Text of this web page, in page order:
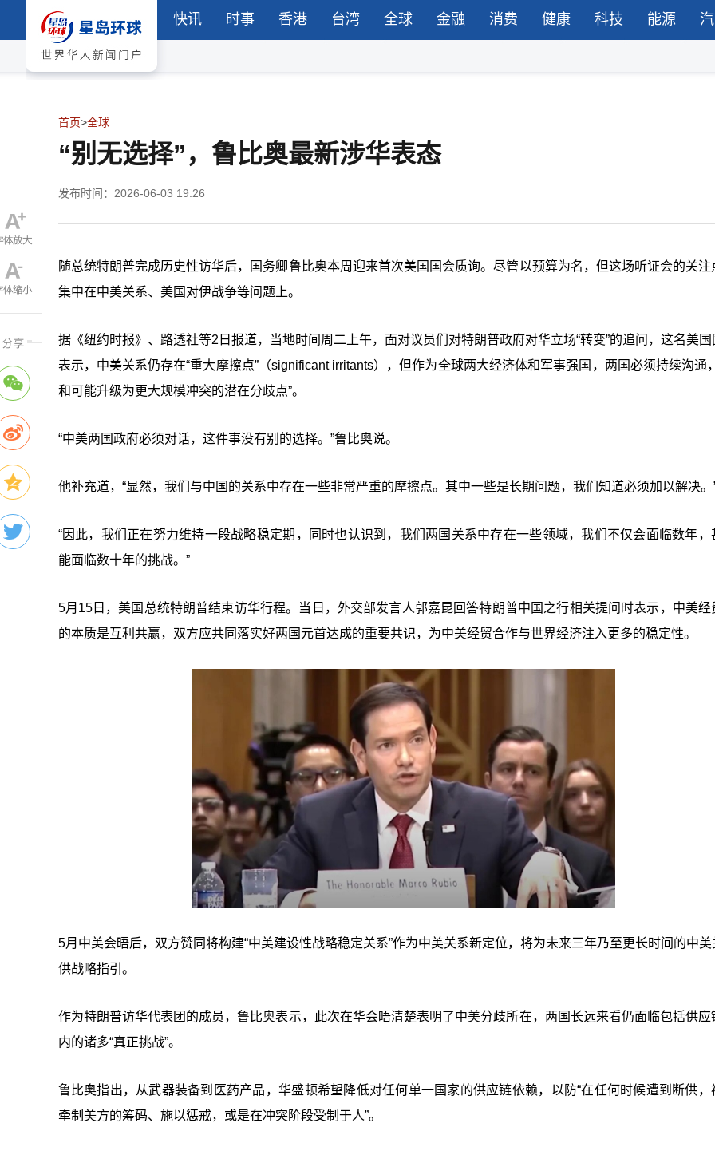
快讯 时事 香港 台湾 全球 金融 消费 健康 科技 能源
首页>全球
“别无选择”，鲁比奥最新涉华表态
发布时间：2026-06-03 19:26
随总统特朗普完成历史性访华后，国务卿鲁比奥本周迎来首次美国国会质询。尽管以预算为名，但这场听证会的关注
集中在中美关系、美国对伊战争等问题上。
据《纽约时报》、路透社等2日报道，当地时间周二上午，面对议员们对特朗普政府对华立场“转变”的追问，这名美国
表示，中美关系仍存在“重大摩擦点”（significant irritants），但作为全球两大经济体和军事强国，两国必须持续沟通
和可能升级为更大规模冲突的潜在分歧点”。
“中美两国政府必须对话，这件事没有别的选择。”鲁比奥说。
他补充道，“显然，我们与中国的关系中存在一些非常严重的摩擦点。其中一些是长期问题，我们知道必须加以解决。
“因此，我们正在努力维持一段战略稳定期，同时也认识到，我们两国关系中存在一些领域，我们不仅会面临数年，
能面临数十年的挑战。”
5月15日，美国总统特朗普结束访华行程。当日，外交部发言人郭嘉昆回答特朗普中国之行相关提问时表示，中美经
的本质是互利共赢，双方应共同落实好两国元首达成的重要共识，为中美经贸合作与世界经济注入更多的稳定性。
5月中美会晤后，双方赞同将构建“中美建设性战略稳定关系”作为中美关系新定位，将为未来三年乃至更长时间的中美
供战略指引。
作为特朗普访华代表团的成员，鲁比奥表示，此次在华会晤清楚表明了中美分歧所在，两国长远来看仍面临包括供应
内的诸多“真正挑战”。
鲁比奥指出，从武器装备到医药产品，华盛顿希望降低对任何单一国家的供应链依赖，以防“在任何时候遭到断供，
牵制美方的筹码、施以惩戒，或是在冲突阶段受制于人”。